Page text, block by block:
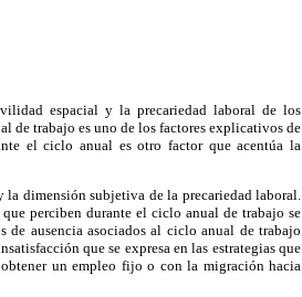
espacial y la precariedad laboral de los
de trabajo es uno de los factores explicativos de
el ciclo anual es otro factor que acentúa la
dimensión subjetiva de la precariedad laboral.
perciben durante el ciclo anual de trabajo se
ausencia asociados al ciclo anual de trabajo
que se expresa en las estrategias que
un empleo fijo o con la migración hacia